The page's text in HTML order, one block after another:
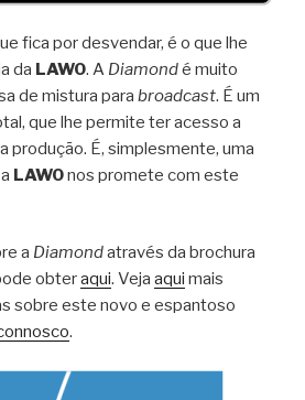
fica por desvendar, é o que lhe
da LAWO. A Diamondé muito
de mistura para broadcast. É um
que lhe permite ter acesso a
produção. É, simplesmente, uma
LAWOnos promete com este
a Diamondatravés da brochura
obteraqui. Veja aqui mais
sobre este novo e espantoso
.